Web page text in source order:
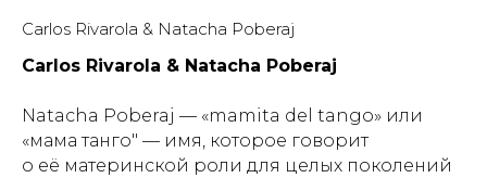
Carlos Rivarola & Natacha Poberaj
Carlos Rivarola & Natacha Poberaj
Natacha Poberaj — «mamita del tango» или
«мама танго" — имя, которое говорит
о её материнской роли для целых поколений